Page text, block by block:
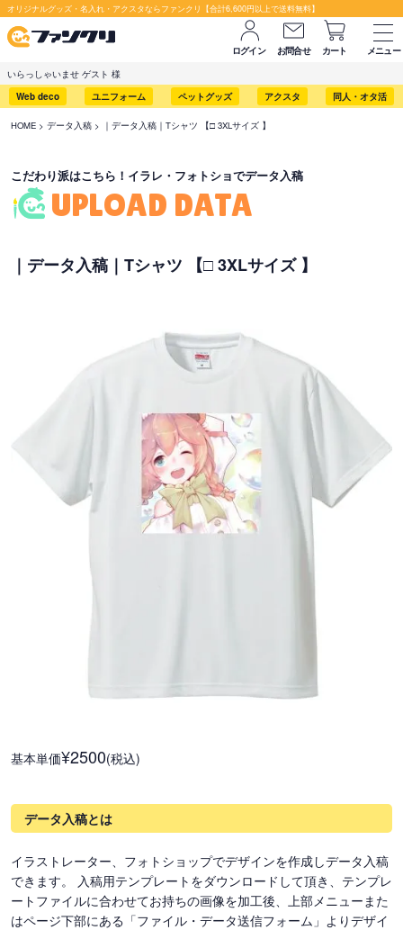
オリジナルグッズ・名入れ・アクスタならファンクリ【合計6,600円以上で送料無料】
ログイン お問合せ カート
メニュー
いらっしゃいませ ゲスト 様
Web deco
ユニフォーム ペットグッズ アクスタ 同人・オタ活
HOME データ入稿 ｜データ入稿｜Tシャツ 【□ 3XLサイズ 】
こだわり派はこちら！イラレ・フォトショでデータ入稿
UPLOAD DATA
｜データ入稿｜Tシャツ 【□ 3XLサイズ 】
基本単価¥2500(税込)
データ入稿とは
イラストレーター、フォトショップでデザインを作成しデータ入稿
できます。 入稿用テンプレートをダウンロードして頂き、テンプレ
ートファイルに合わせてお持ちの画像を加工後、上部メニューまた
はページ下部にある「ファイル・データ送信フォーム」よりデザイ